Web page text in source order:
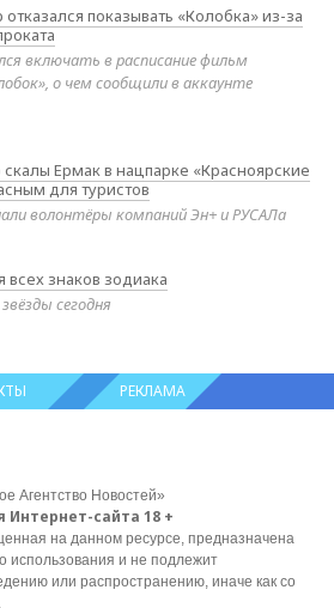
показывать «Колобка» из-за
включать в расписание фильм
о чем сообщили в аккаунте
Ермак в нацпарке «Красноярские
для туристов
волонтёры компаний Эн+ и РУСАЛа
всех знаков зодиака
сегодня
РЕКЛАМА
Агентство Новостей»
Интернет-сайта 18 +
на данном ресурсе, предназначена
использования и не подлежит
или распространению, иначе как со
.